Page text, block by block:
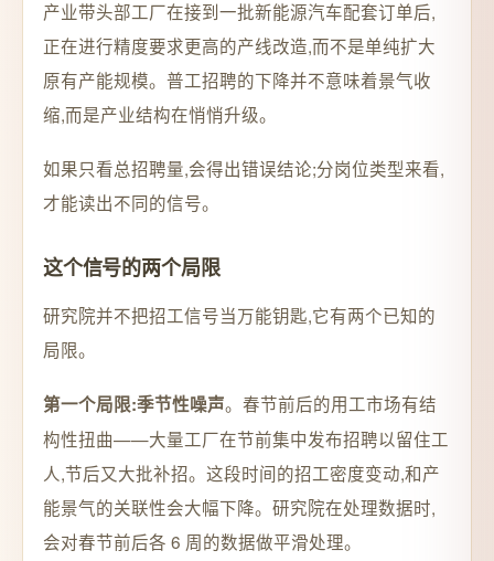
产业带头部工厂在接到一批新能源汽车配套订单后,
正在进行精度要求更高的产线改造,而不是单纯扩大
原有产能规模。普工招聘的下降并不意味着景气收
缩,而是产业结构在悄悄升级。
如果只看总招聘量,会得出错误结论;分岗位类型来看,
才能读出不同的信号。
这个信号的两个局限
研究院并不把招工信号当万能钥匙,它有两个已知的
局限。
第一个局限:季节性噪声。春节前后的用工市场有结
构性扭曲——大量工厂在节前集中发布招聘以留住工
人,节后又大批补招。这段时间的招工密度变动,和产
能景气的关联性会大幅下降。研究院在处理数据时,
会对春节前后各 6 周的数据做平滑处理。